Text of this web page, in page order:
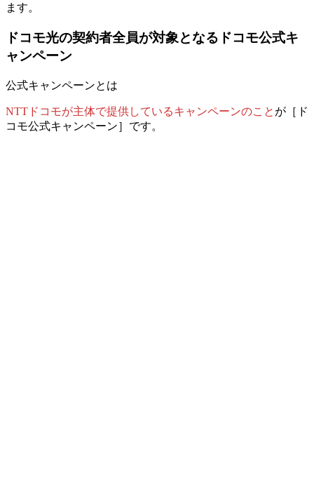
ます。
ドコモ光の契約者全員が対象となるドコモ公式キ
ャンペーン
公式キャンペーンとは
NTTドコモが主体で提供しているキャンペーンのこと が［ド
コモ公式キャンペーン］です。